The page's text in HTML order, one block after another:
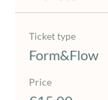
Ticket type
Form&Flow
Price